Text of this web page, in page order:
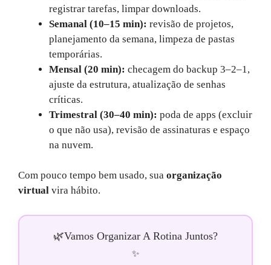
registrar tarefas, limpar downloads.
Semanal (10–15 min): revisão de projetos,
planejamento da semana, limpeza de pastas
temporárias.
Mensal (20 min): checagem do backup 3–2–1,
ajuste da estrutura, atualização de senhas
críticas.
Trimestral (30–40 min): poda de apps (excluir
o que não usa), revisão de assinaturas e espaço
na nuvem.
Com pouco tempo bem usado, sua organização
virtual vira hábito.
🌿Vamos Organizar A Rotina Juntos?
✨